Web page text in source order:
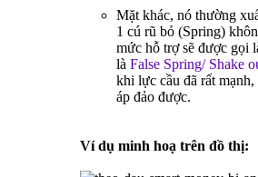
Mặt khác, nó thường
1 cú rũ bỏ (Spring)
mức hỗ trợ sẽ được gọi
là False Spring/ Shake
khi lực cầu đã rất
áp đảo được.
Ví dụ minh hoạ trên đồ thị: